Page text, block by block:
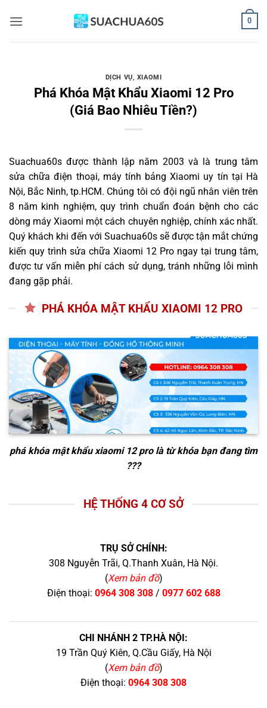
qua
0
DỊCH VỤ, XIAOMI
Phá Khóa Mật Khẩu Xiaomi 12 Pro
(Giá Bao Nhiêu Tiền?)
Suachua60s được thành lập năm 2003 và là trung tâm
sửa chữa điện thoại, máy tính bảng Xiaomi uy tín tại Hà
Nội, Bắc Ninh, tp.HCM. Chúng tôi có đội ngũ nhân viên trên
8 năm kinh nghiệm, quy trình chuẩn đoán bệnh cho các
dòng máy Xiaomi một cách chuyên nghiệp, chính xác nhất.
Quý khách khi đến với Suachua60s sẽ được tận mắt chứng
kiến quy trình sửa chữa Xiaomi 12 Pro ngay tại trung tâm,
được tư vấn miễn phí cách sử dụng, tránh những lỗi mình
đang gặp phải.
PHÁ KHÓA MẬT KHẨU XIAOMI 12 PRO
phá khóa mật khẩu xiaomi 12 prolà từ khóa bạn đang tìm
???
HỆ THỐNG 4 CƠ SỞ
TRỤ SỞ CHÍNH:
308 Nguyễn Trãi, Q.Thanh Xuân, Hà Nội.
(Xem bản đồ)
Điện thoại: 0964 308 308/ 0977 602 688
CHI NHÁNH 2 TP.HÀ NỘI:
19 Trần Quý Kiên, Q.Cầu Giấy, Hà Nội
(Xem bản đồ)
Điện thoại: 0964 308 308